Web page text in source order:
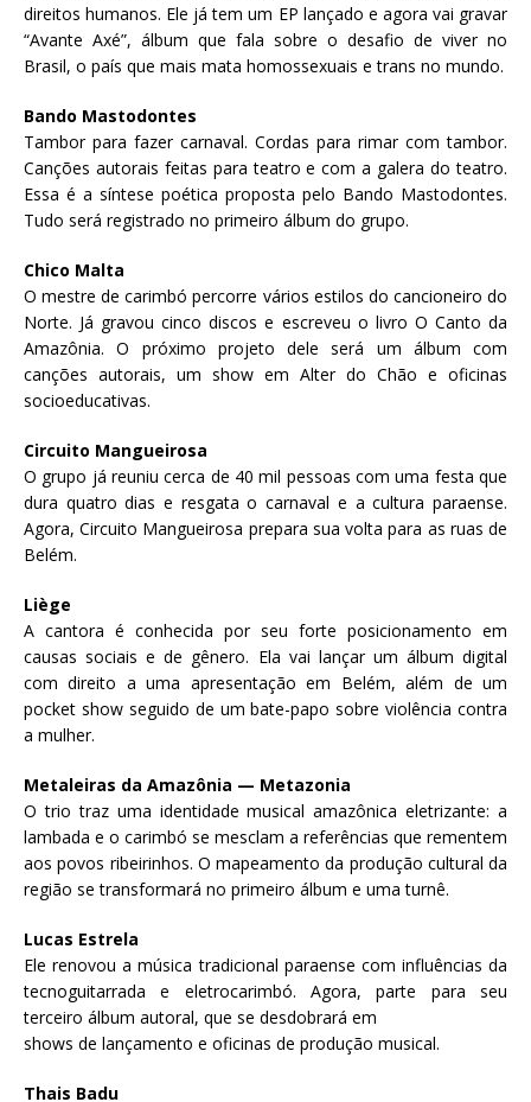
direitos humanos. Ele já tem um EP lançado e agora vai gravar
“Avante Axé”, álbum que fala sobre o desafio de viver no
Brasil, o país que mais mata homossexuais e trans no mundo.
Bando Mastodontes
Tambor para fazer carnaval. Cordas para rimar com tambor.
Canções autorais feitas para teatro e com a galera do teatro.
Essa é a síntese poética proposta pelo Bando Mastodontes.
Tudo será registrado no primeiro álbum do grupo.
Chico Malta
O mestre de carimbó percorre vários estilos do cancioneiro do
Norte. Já gravou cinco discos e escreveu o livro O Canto da
Amazônia. O próximo projeto dele será um álbum com
canções autorais, um show em Alter do Chão e oficinas
socioeducativas.
Circuito Mangueirosa
O grupo já reuniu cerca de 40 mil pessoas com uma festa que
dura quatro dias e resgata o carnaval e a cultura paraense.
Agora, Circuito Mangueirosa prepara sua volta para as ruas de
Belém.
Liège
A cantora é conhecida por seu forte posicionamento em
causas sociais e de gênero. Ela vai lançar um álbum digital
com direito a uma apresentação em Belém, além de um
pocket show seguido de um bate-papo sobre violência contra
a mulher.
Metaleiras da Amazônia — Metazonia
O trio traz uma identidade musical amazônica eletrizante: a
lambada e o carimbó se mesclam a referências que rementem
aos povos ribeirinhos. O mapeamento da produção cultural da
região se transformará no primeiro álbum e uma turnê.
Lucas Estrela
Ele renovou a música tradicional paraense com influências da
tecnoguitarrada e eletrocarimbó. Agora, parte para seu
terceiro álbum autoral, que se desdobrará em
shows de lançamento e oficinas de produção musical.
Thais Badu